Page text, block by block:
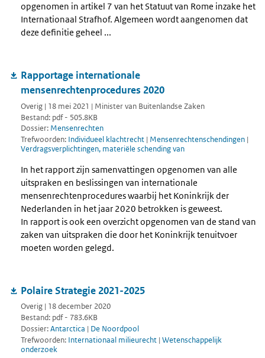
opgenomen in artikel 7 van het Statuut van Rome inzake het
Internationaal Strafhof. Algemeen wordt aangenomen dat
deze definitie geheel ...
Rapportage internationale
mensenrechtenprocedures 2020
Overig | 18 mei 2021 | Minister van Buitenlandse Zaken
Bestand: pdf - 505.8KB
Dossier: Mensenrechten
Trefwoorden: Individueel klachtrecht | Mensenrechtenschendingen |
Verdragsverplichtingen, materiële schending van
In het rapport zijn samenvattingen opgenomen van alle
uitspraken en beslissingen van internationale
mensenrechtenprocedures waarbij het Koninkrijk der
Nederlanden in het jaar 2020 betrokken is geweest.
In rapport is ook een overzicht opgenomen van de stand van
zaken van uitspraken die door het Koninkrijk tenuitvoer
moeten worden gelegd.
Polaire Strategie 2021-2025
Overig | 18 december 2020
Bestand: pdf - 783.6KB
Dossier:Antarctica | De Noordpool
Trefwoorden: Internationaal milieurecht | Wetenschappelijk
onderzoek